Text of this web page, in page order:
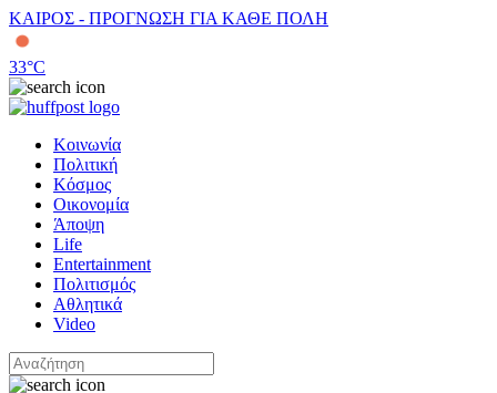
ΚΑΙΡΟΣ - ΠΡΟΓΝΩΣΗ ΓΙΑ ΚΑΘΕ ΠΟΛΗ
33°C
Κοινωνία
Πολιτική
Κόσμος
Οικονομία
Άποψη
Life
Entertainment
Πολιτισμός
Αθλητικά
Video